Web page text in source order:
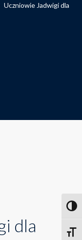
Uczniowie Jadwigi dla
dla